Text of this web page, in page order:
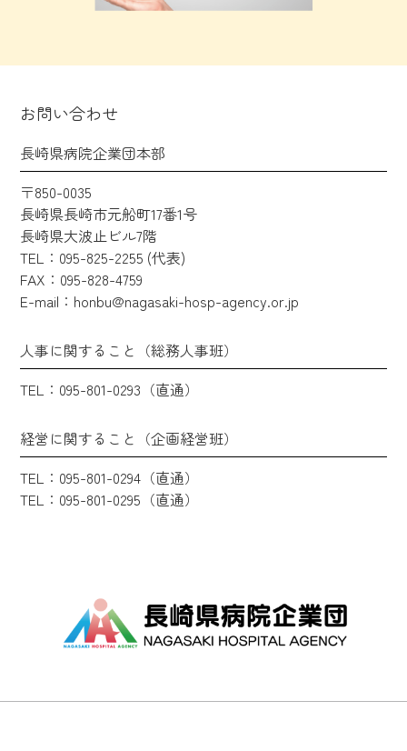
お問い合わせ
長崎県病院企業団本部
〒850-0035
長崎県長崎市元船町17番1号
長崎県大波止ビル7階
TEL：095-825-2255 (代表)
FAX：095-828-4759
E-mail：honbu@nagasaki-hosp-agency.or.jp
人事に関すること（総務人事班）
TEL：095-801-0293（直通）
経営に関すること（企画経営班）
TEL：095-801-0294（直通）
TEL：095-801-0295（直通）